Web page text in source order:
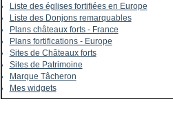
Liste des églises fortifiées en Europe
Liste des Donjons remarquables
Plans châteaux forts - France
Plans fortifications - Europe
Sites de Châteaux forts
Sites de Patrimoine
Marque Tâcheron
Mes widgets